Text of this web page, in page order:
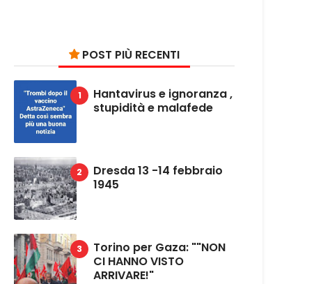
POST PIÙ RECENTI
Hantavirus e ignoranza ,
stupidità e malafede
Dresda 13 -14 febbraio
1945
Torino per Gaza: ""NON
CI HANNO VISTO
ARRIVARE!"